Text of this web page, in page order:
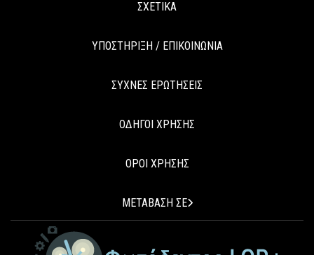
ΣΧΕΤΙΚΑ
ΥΠΟΣΤΗΡΙΞΗ / ΕΠΙΚΟΙΝΩΝΙΑ
ΣΥΧΝΕΣ ΕΡΩΤΗΣΕΙΣ
ΟΔΗΓΟΙ ΧΡΗΣΗΣ
ΟΡΟΙ ΧΡΗΣΗΣ
ΜΕΤΑΒΑΣΗ ΣΕ